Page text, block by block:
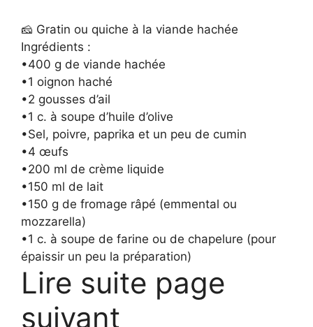
🧀 Gratin ou quiche à la viande hachée
Ingrédients :
•400 g de viande hachée
•1 oignon haché
•2 gousses d’ail
•1 c. à soupe d’huile d’olive
•Sel, poivre, paprika et un peu de cumin
•4 œufs
•200 ml de crème liquide
•150 ml de lait
•150 g de fromage râpé (emmental ou
mozzarella)
•1 c. à soupe de farine ou de chapelure (pour
épaissir un peu la préparation)
Lire suite page
suivant